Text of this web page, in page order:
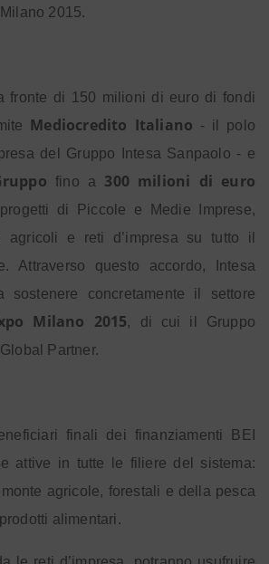
2015.
fronte di 150 milioni di euro di fondi
Mediocredito Italiano - il polo
del Gruppo Intesa Sanpaolo - e
fino a 300 milioni di euro
di Piccole e Medie Imprese,
agricoli e reti d’impresa su tutto il
Attraverso questo accordo, Intesa
sostenere concretamente il settore
Milano 2015, di cui il Gruppo
Partner.
finali dei finanziamenti BEI
attive in tutte le filiere del sistema:
agricole, forestali e della pesca
alimentari.